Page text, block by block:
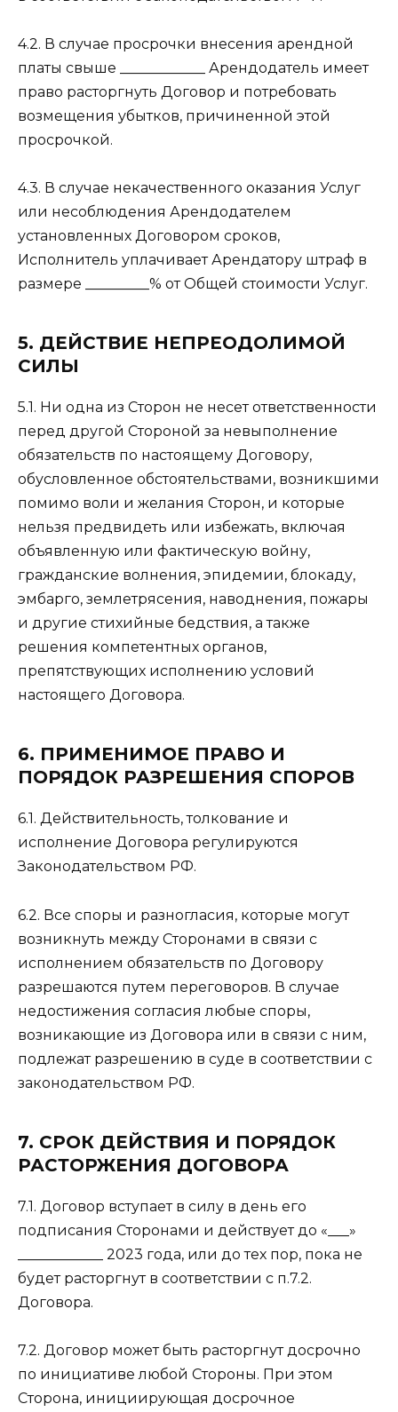
4.2. В случае просрочки внесения арендной
платы свыше ____________ Арендодатель имеет
право расторгнуть Договор и потребовать
возмещения убытков, причиненной этой
просрочкой.
4.3. В случае некачественного оказания Услуг
или несоблюдения Арендодателем
установленных Договором сроков,
Исполнитель уплачивает Арендатору штраф в
размере _________% от Общей стоимости Услуг.
5. ДЕЙСТВИЕ НЕПРЕОДОЛИМОЙ
СИЛЫ
5.1. Ни одна из Сторон не несет ответственности
перед другой Стороной за невыполнение
обязательств по настоящему Договору,
обусловленное обстоятельствами, возникшими
помимо воли и желания Сторон, и которые
нельзя предвидеть или избежать, включая
объявленную или фактическую войну,
гражданские волнения, эпидемии, блокаду,
эмбарго, землетрясения, наводнения, пожары
и другие стихийные бедствия, а также
решения компетентных органов,
препятствующих исполнению условий
настоящего Договора.
6. ПРИМЕНИМОЕ ПРАВО И
ПОРЯДОК РАЗРЕШЕНИЯ СПОРОВ
6.1. Действительность, толкование и
исполнение Договора регулируются
Законодательством РФ.
6.2. Все споры и разногласия, которые могут
возникнуть между Сторонами в связи с
исполнением обязательств по Договору
разрешаются путем переговоров. В случае
недостижения согласия любые споры,
возникающие из Договора или в связи с ним,
подлежат разрешению в суде в соответствии с
законодательством РФ.
7. СРОК ДЕЙСТВИЯ И ПОРЯДОК
РАСТОРЖЕНИЯ ДОГОВОРА
7.1. Договор вступает в силу в день его
подписания Сторонами и действует до «___»
____________ 2023 года, или до тех пор, пока не
будет расторгнут в соответствии с п.7.2.
Договора.
7.2. Договор может быть расторгнут досрочно
по инициативе любой Стороны. При этом
Сторона, инициирующая досрочное